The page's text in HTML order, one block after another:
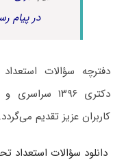
در پیام
دفترچه سؤالات
دکتری ۱۳۹۶
کاربران عزیز تقدیم می‌گردد.